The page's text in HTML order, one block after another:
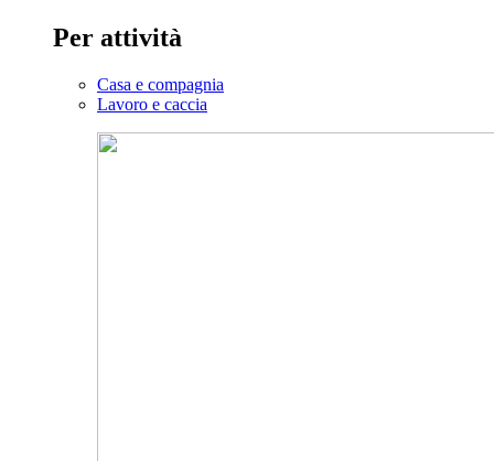
Per attività
Casa e compagnia
Lavoro e caccia